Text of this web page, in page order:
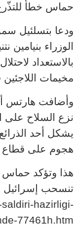
حماس خطأ
ودعا بتسلئيل
الوزراء بنيامين
بالاستعداد
مخيمات
وأضافت هارتس
نزع السلاح على
يشكل أحد
هجوم على قطاع
هذا وتؤكد حماس
تنسحب إسرائيل
hazirligi-
77461h.htm